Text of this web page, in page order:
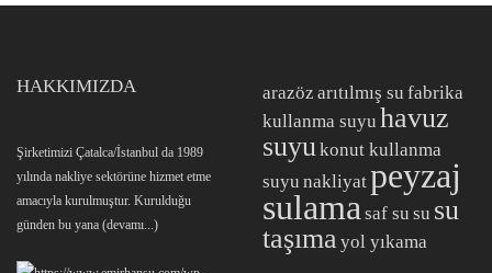
HAKKIMIZDA
Şirketimizi Çatalca/İstanbul da 1989
yılında nakliye sektörüne hizmet etme
amacıyla kurulmuştur. Kurulduğu
günden bu yana (devamı...)
arazöz arıtılmış su fabrika
kullanma suyu havuz
suyukonut kullanma
suyu nakliyatpeyzaj
sulama saf su su su
taşıma yol yıkama